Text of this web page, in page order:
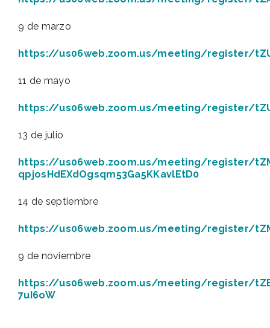
9 de marzo
https://us06web.zoom.us/meeting/register/
11 de mayo
https://us06web.zoom.us/meeting/register/
13 de julio
https://us06web.zoom.us/meeting/register/
qpjosHdEXdOgsqm53Ga5KKavlEtD0
14 de septiembre
https://us06web.zoom.us/meeting/register/
9 de noviembre
https://us06web.zoom.us/meeting/register/
7uI6oW